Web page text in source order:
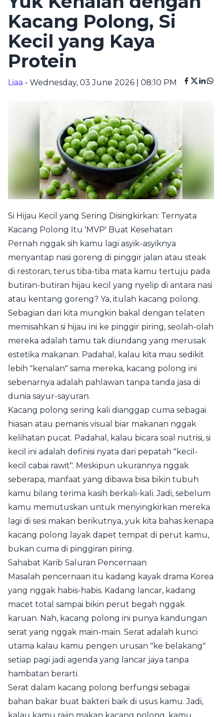
Kacang Polong, Si
Kecil yang Kaya
Protein
Liaa - Wednesday, 03 June 2026 | 08:10 PM
Si Hijau Kecil yang Sering Disingkirkan: Ternyata
Kacang Polong Itu 'MVP' Buat Kesehatan
Pernah nggak sih kamu lagi asyik-asyiknya
menyantap nasi goreng di pinggir jalan atau steak
di restoran, terus tiba-tiba mata kamu tertuju pada
butiran-butiran hijau kecil yang nyelip di antara nasi
atau kentang goreng? Ya, itulah kacang polong.
Sebagian dari kita mungkin bakal dengan telaten
memisahkan si hijau ini ke pinggir piring, seolah-olah
mereka adalah tamu tak diundang yang merusak
estetika makanan. Padahal, kalau kita mau sedikit
lebih "kenalan" sama mereka, kacang polong ini
sebenarnya adalah pahlawan tanpa tanda jasa di
dunia sayur-sayuran.
Kacang polong sering kali dianggap cuma sebagai
hiasan atau pemanis visual biar makanan nggak
kelihatan pucat. Padahal, kalau bicara soal nutrisi, si
kecil ini adalah definisi nyata dari pepatah "kecil-
kecil cabai rawit". Meskipun ukurannya nggak
seberapa, manfaat yang dibawa bisa bikin tubuh
kamu bilang terima kasih berkali-kali. Jadi, sebelum
kamu memutuskan untuk menyingkirkan mereka
lagi di sesi makan berikutnya, yuk kita bahas kenapa
kacang polong layak dapet tempat di perut kamu,
bukan cuma di pinggiran piring.
Sahabat Karib Saluran Pencernaan
Masalah pencernaan itu kadang kayak drama Korea
yang nggak habis-habis. Kadang lancar, kadang
macet total sampai bikin perut begah nggak
karuan. Nah, kacang polong ini punya kandungan
serat yang nggak main-main. Serat adalah kunci
utama kalau kamu pengen urusan "ke belakang"
setiap pagi jadi agenda yang lancar jaya tanpa
hambatan berarti.
Serat dalam kacang polong berfungsi sebagai
bahan bakar buat bakteri baik di usus kamu. Jadi,